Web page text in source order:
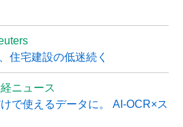
住宅建設の低迷続く
ニュース
で使えるデータに。 AI-OCR×ス